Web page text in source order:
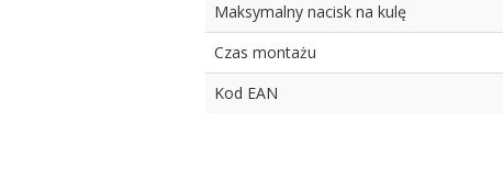
Maksymalny nacisk na kulę
Czas montażu
Kod EAN